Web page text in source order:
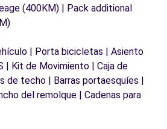
(400KM) | Pack additional
| Porta bicicletas | Asiento
| Kit de Movimiento | Caja de
de techo | Barras portaesquíes |
del remolque | Cadenas para